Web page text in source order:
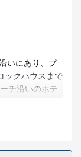
いにあり、プ
ックハウスまで
チ沿いのホテ
あります。
室ある客室に